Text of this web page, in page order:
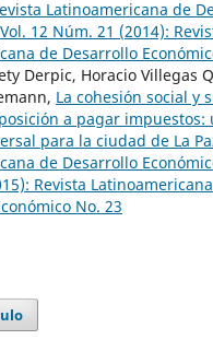
Latinoamericana de
12 Núm. 21 (2014):
de Desarrollo
Derpic, Horacio Villegas
La cohesión social y
a pagar impuestos:
para la ciudad de La
de Desarrollo
Revista
No. 23